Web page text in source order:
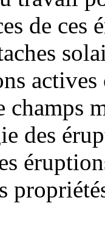
de ces
actives
champs
des